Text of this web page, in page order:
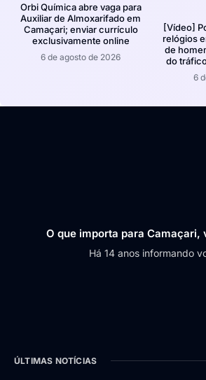
Orbi Química abre vaga para
Auxiliar de Almoxarifado em
Camaçari; enviar currículo
exclusivamente online
6 de agosto de 2026
[Vídeo]
relógios
de
do
6
O que importa para Camaçari,
Há 14 anos informando
ÚLTIMAS NOTÍCIAS